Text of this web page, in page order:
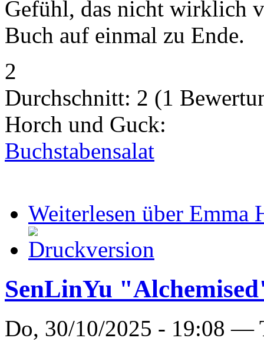
Gefühl, das nicht wirklich
Buch auf einmal zu Ende.
2
Durchschnitt: 2 (1
Horch und Guck:
Buchstabensalat
Weiterlesen über Emma
SenLinYu
Do, 30/10/2025 - 19:08 —